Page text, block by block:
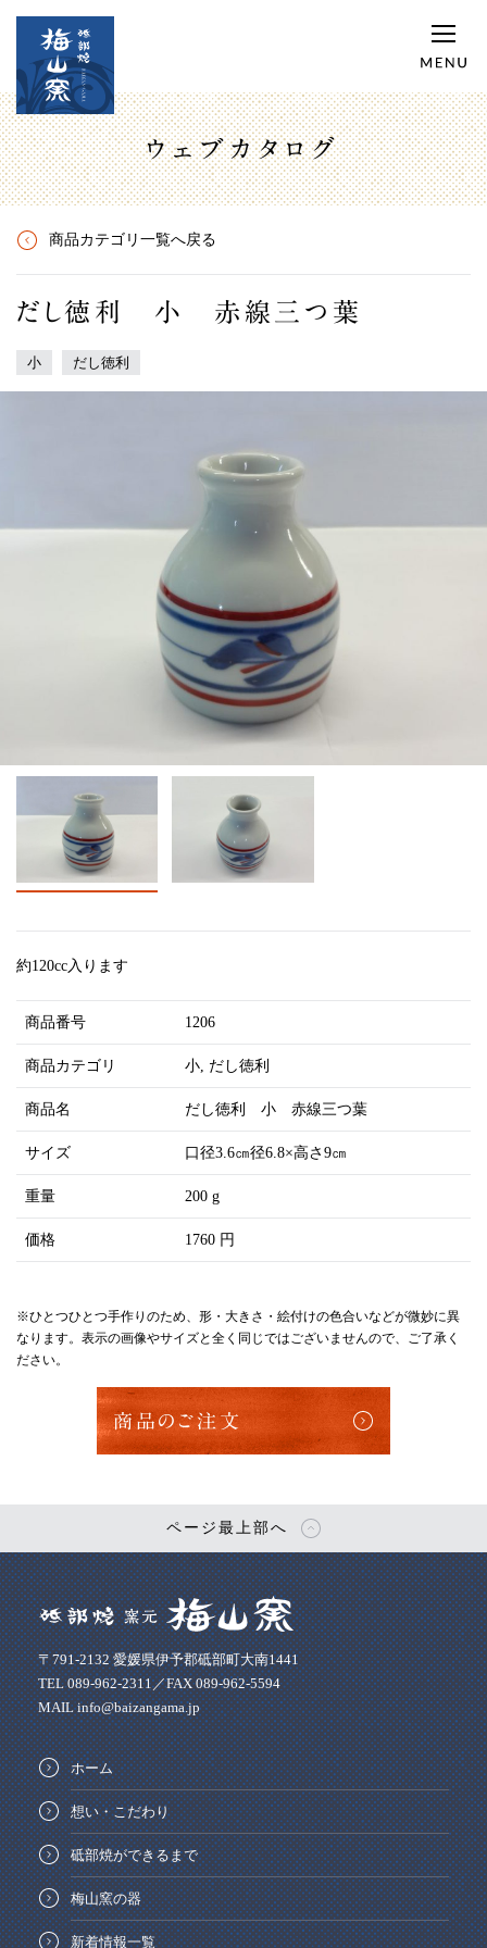
ウェブカタログ
商品カテゴリ一覧へ戻る
だし徳利 小 赤線三つ葉
小 だし徳利
約120cc入ります
商品番号 1206
商品カテゴリ 小 だし徳利
商品名 だし徳利 小 赤線三つ葉
サイズ 口径3.6㎝径6.8×高さ9㎝
重量 200 g
価格 1760 円
※ひとつひとつ手作りのため、形・大きさ・絵付けの色合いなどが微妙に異
なります。表示の画像やサイズと全く同じではございませんので、ご了承く
ださい。
商品のご注文
ページ最上部へ
〒791-2132 愛媛県伊予郡砥部町大南1441
TEL 089-962-2311／FAX 089-962-5594
MAIL info@baizangama.jp
ホーム
想い・こだわり
砥部焼ができるまで
梅山窯の器
新着情報一覧